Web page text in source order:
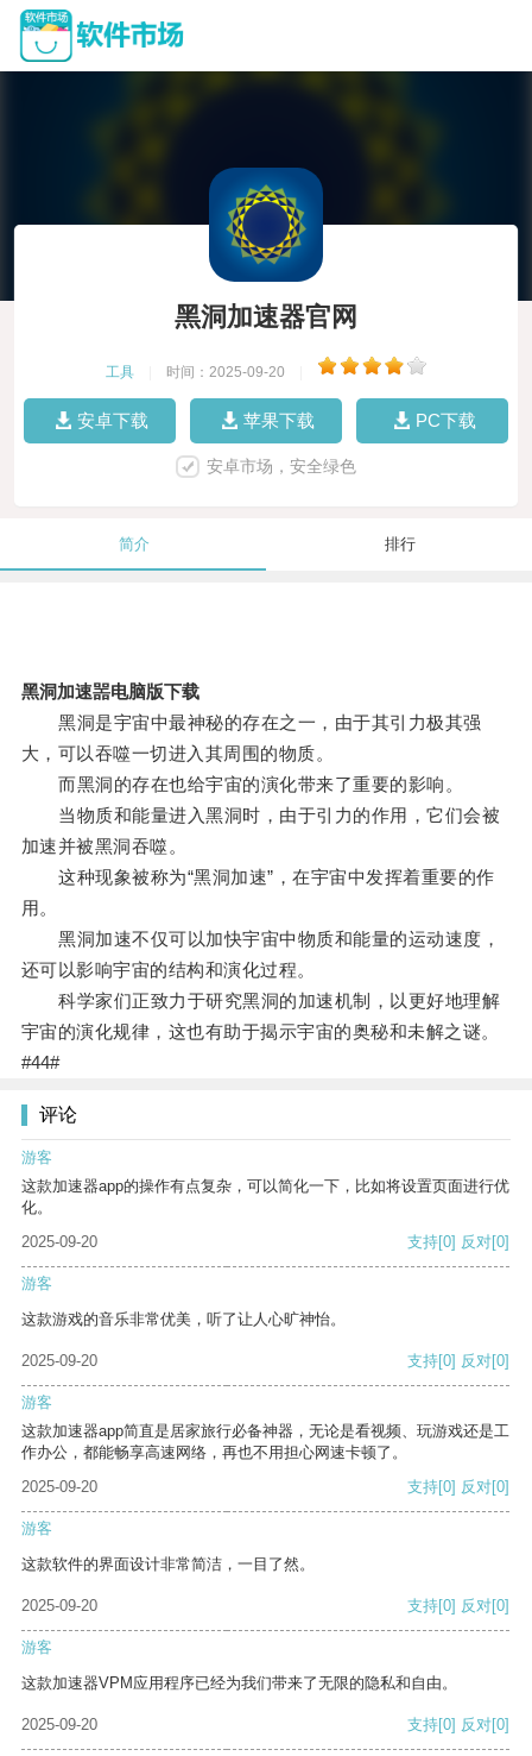
黑洞加速器官网
工具 时间：2025-09-20
安卓下载 苹果下载 PC下载
安卓市场，安全绿色
简介 排行
黑洞加速噐电脑版下载
黑洞是宇宙中最神秘的存在之一，由于其引力极其强
大，可以吞噬一切进入其周围的物质。
而黑洞的存在也给宇宙的演化带来了重要的影响。
当物质和能量进入黑洞时，由于引力的作用，它们会被
加速并被黑洞吞噬。
这种现象被称为“黑洞加速”，在宇宙中发挥着重要的作
用。
黑洞加速不仅可以加快宇宙中物质和能量的运动速度，
还可以影响宇宙的结构和演化过程。
科学家们正致力于研究黑洞的加速机制，以更好地理解
宇宙的演化规律，这也有助于揭示宇宙的奥秘和未解之谜。
#44#
评论
游客
这款加速器app的操作有点复杂，可以简化一下，比如将设置页面进行优
化。
2025-09-20
支持[0] 反对[0]
游客
这款游戏的音乐非常优美，听了让人心旷神怡。
2025-09-20 支持[0] 反对[0]
游客
这款加速器app简直是居家旅行必备神器，无论是看视频、玩游戏还是工
作办公，都能畅享高速网络，再也不用担心网速卡顿了。
2025-09-20
支持[0] 反对[0]
游客
这款软件的界面设计非常简洁，一目了然。
2025-09-20 支持[0] 反对[0]
游客
这款加速器VPM应用程序已经为我们带来了无限的隐私和自由。
2025-09-20 支持[0] 反对[0]